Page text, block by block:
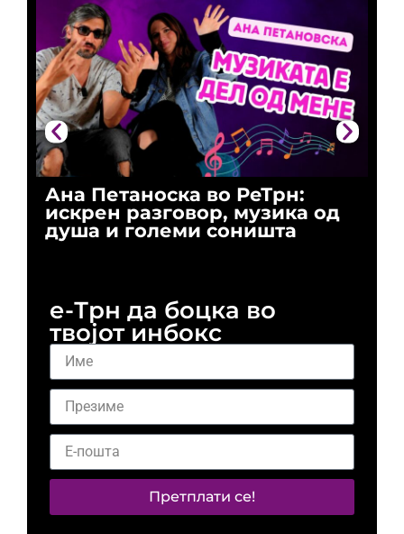
Ана Петаноска во РеТрн:
искрен разговор, музика од
душа и големи соништа
е-Трн да боцка во
твојот инбокс
Претплати се!